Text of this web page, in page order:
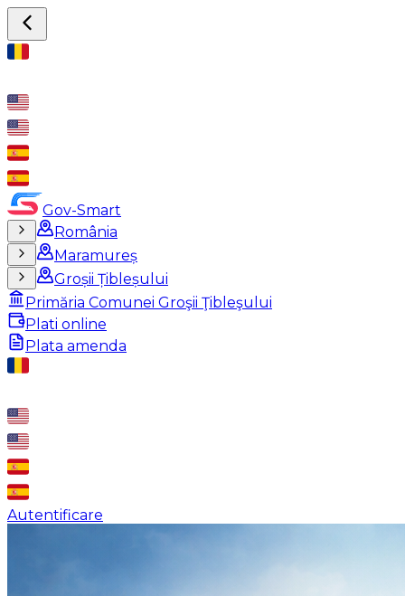
Gov-Smart
România
Maramureș
Groșii Țibleșului
Primăria Comunei Groşii Ţibleşului
Plati online
Plata amenda
Autentificare